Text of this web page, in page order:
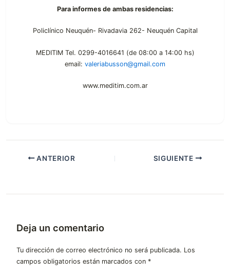
Para informes de ambas residencias:
Policlínico Neuquén- Rivadavia 262- Neuquén Capital
MEDITIM Tel. 0299-4016641 (de 08:00 a 14:00 hs)
email: valeriabusson@gmail.com
www.meditim.com.ar
ANTERIOR SIGUIENTE
Deja un comentario
Tu dirección de correo electrónico no será publicada. Los
campos obligatorios están marcados con *